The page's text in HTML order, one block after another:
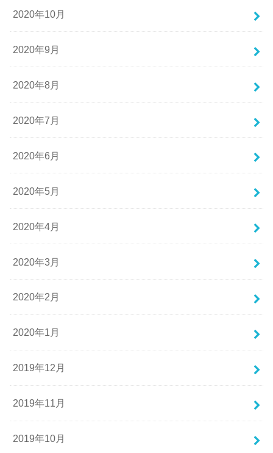
2020年10月
2020年9月
2020年8月
2020年7月
2020年6月
2020年5月
2020年4月
2020年3月
2020年2月
2020年1月
2019年12月
2019年11月
2019年10月